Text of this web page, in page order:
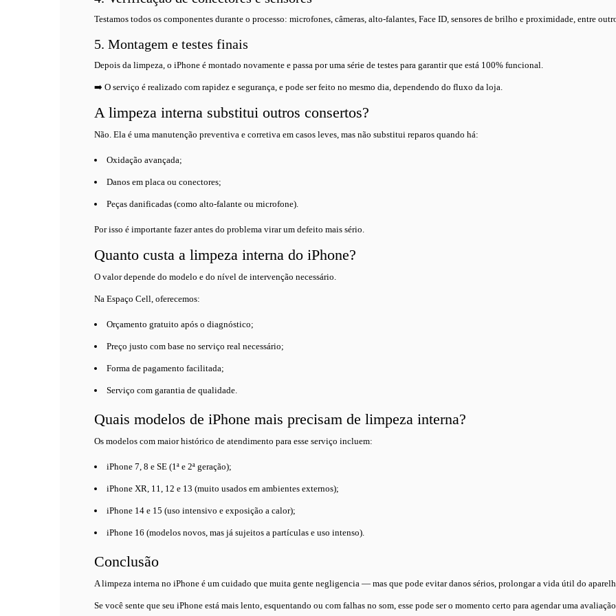
Testamos todos os componentes durante o processo: microfones, câmeras, alto-falantes, Face ID, sensores de brilho e proximidade, entre
5. Montagem e testes finais
Depois da limpeza, o iPhone é montado novamente e passa por uma série de testes para garantir que está 100% funcional.
➡️ O serviço é realizado com rapidez e segurança, e pode ser feito no mesmo dia, dependendo do fluxo da loja.
A limpeza interna substitui outros consertos?
Não. Ela é uma manutenção preventiva e corretiva em casos leves, mas não substitui reparos quando há:
Oxidação avançada;
Danos em placa ou conectores;
Peças danificadas (como alto-falante ou microfone).
Por isso é importante fazer antes do problema virar um defeito mais sério.
Quanto custa a limpeza interna do iPhone?
O valor depende do modelo e do nível de intervenção necessário.
Na Espaço Cell, oferecemos:
Orçamento gratuito após o diagnóstico;
Preço justo com base no serviço real necessário;
Forma de pagamento facilitada;
Serviço com garantia de qualidade.
Quais modelos de iPhone mais precisam de limpeza interna?
Os modelos com maior histórico de atendimento para esse serviço incluem:
iPhone 7, 8 e SE (1ª e 2ª geração);
iPhone XR, 11, 12 e 13 (muito usados em ambientes externos);
iPhone 14 e 15 (uso intensivo e exposição a calor);
iPhone 16 (modelos novos, mas já sujeitos a partículas e uso intenso).
Conclusão
A limpeza interna no iPhone é um cuidado que muita gente negligencia — mas que pode evitar danos sérios, prolongar a vida útil do
Se você sente que seu iPhone está mais lento, esquentando ou com falhas no som, esse pode ser o momento certo para agendar uma